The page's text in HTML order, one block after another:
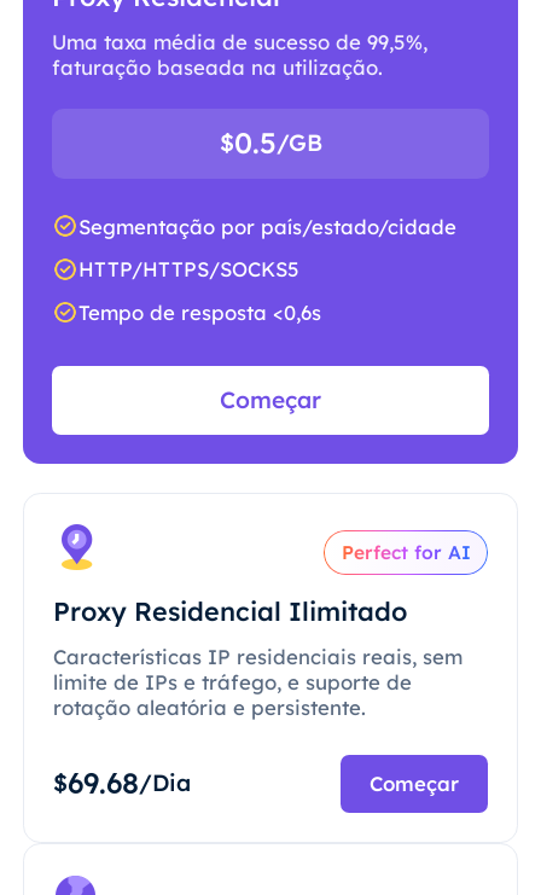
Uma taxa média de sucesso de 99,5%,
faturação baseada na utilização.
$0.5/GB
Segmentação por país/estado/cidade
HTTP/HTTPS/SOCKS5
Tempo de resposta <0,6s
Começar
Perfect for AI
Proxy Residencial Ilimitado
Características IP residenciais reais, sem
limite de IPs e tráfego, e suporte de
rotação aleatória e persistente.
$69.68/Dia Começar